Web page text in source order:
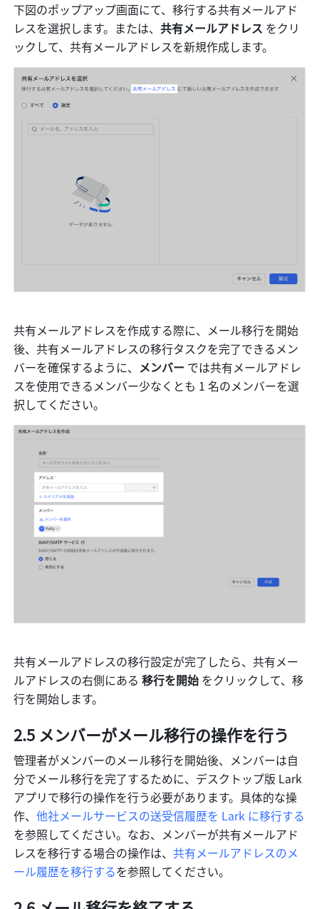
下図のポップアップ画面にて、移行する共有メールアド
レスを選択します。または、共有メールアドレス をクリ
ックして、共有メールアドレスを新規作成します。
共有メールアドレスを作成する際に、メール移行を開始
後、共有メールアドレスの移行タスクを完了できるメン
バーを確保するように、 メンバー では共有メールアドレ
スを使用できるメンバー少なくとも 1 名のメンバーを選
択してください。
共有メールアドレスの移行設定が完了したら、共有メー
ルアドレスの右側にある 移行を開始 をクリックして、移
行を開始します。
2.5 メンバーがメール移行の操作を行う
管理者がメンバーのメール移行を開始後、メンバーは自
分でメール移行を完了するために、デスクトップ版 Lark
アプリで移行の操作を行う必要があります。具体的な操
作、他社メールサービスの送受信履歴を Lark に移行する
を参照してください。なお、メンバーが共有メールアド
レスを移行する場合の操作は、共有メールアドレスのメ
ール履歴を移行するを参照してください。